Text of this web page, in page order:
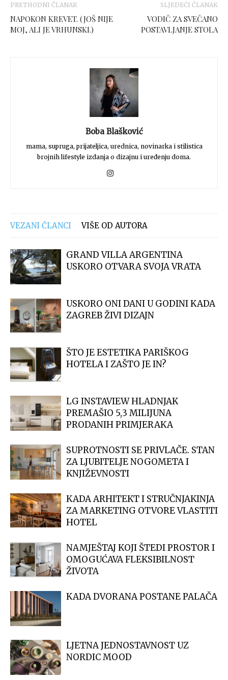
PRETHODNI ČLANAK
NAPOKON KREVET. (JOŠ NIJE
MOJ, ALI JE VRHUNSKI.)
SLJEDEĆI ČLANAK
VODIČ ZA SVEČANO
POSTAVLJANJE STOLA
Boba Blašković
mama, supruga, prijateljica, urednica, novinarka i stilistica
brojnih lifestyle izdanja o dizajnu i uređenju doma.
VEZANI ČLANCI VIŠE OD AUTORA
GRAND VILLA ARGENTINA
USKORO OTVARA SVOJA VRATA
USKORO ONI DANI U GODINI KADA
ZAGREB ŽIVI DIZAJN
ŠTO JE ESTETIKA PARIŠKOG
HOTELA I ZAŠTO JE IN?
LG INSTAVIEW HLADNJAK
PREMAŠIO 5,3 MILIJUNA
PRODANIH PRIMJERAKA
SUPROTNOSTI SE PRIVLAČE. STAN
ZA LJUBITELJE NOGOMETA I
KNJIŽEVNOSTI
KADA ARHITEKT I STRUČNJAKINJA
ZA MARKETING OTVORE VLASTITI
HOTEL
NAMJEŠTAJ KOJI ŠTEDI PROSTOR I
OMOGUĆAVA FLEKSIBILNOST
ŽIVOTA
KADA DVORANA POSTANE PALAČA
LJETNA JEDNOSTAVNOST UZ
NORDIC MOOD